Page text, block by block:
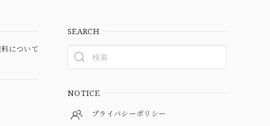
について
SEARCH
NOTICE
プライバシーポリシー